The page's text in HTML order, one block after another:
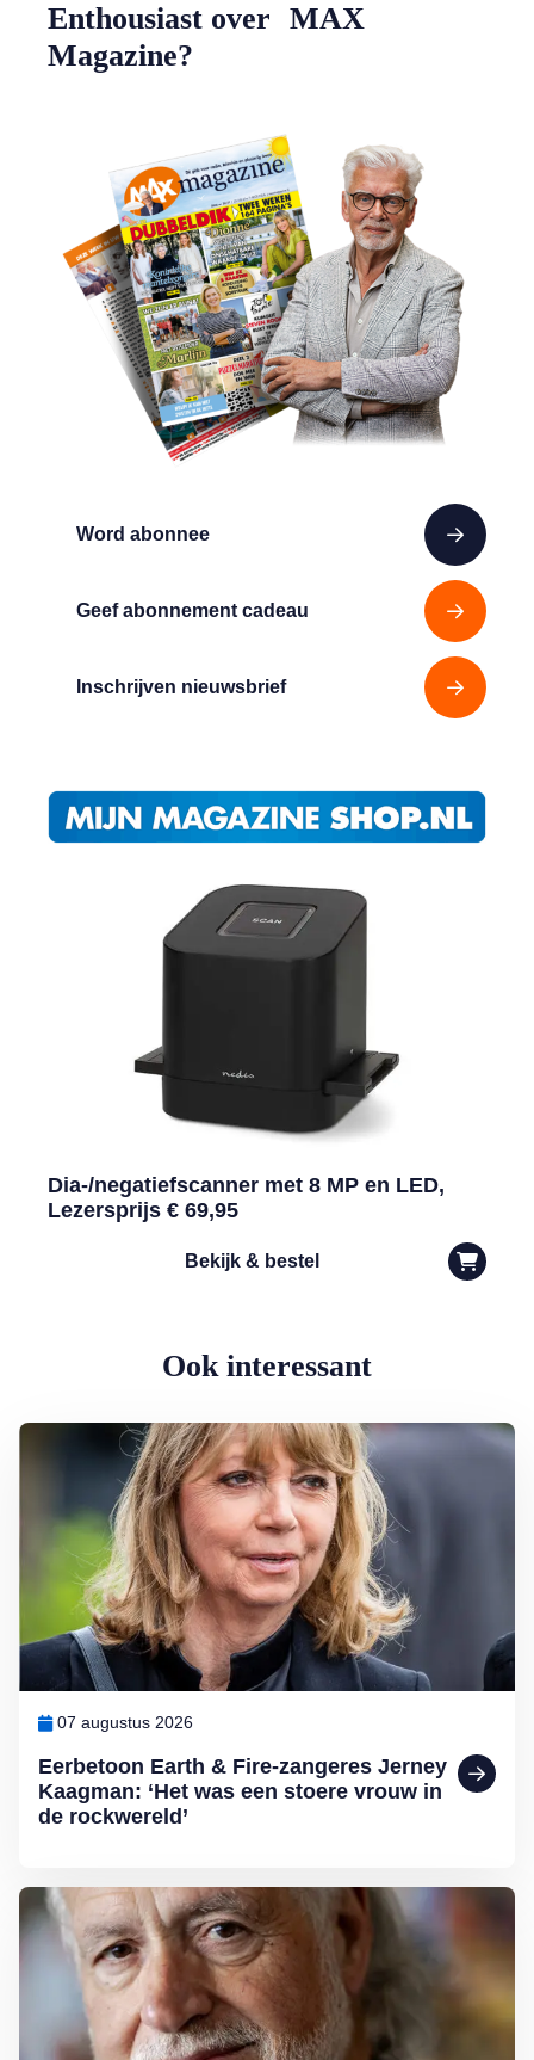
Word abonnee
Geef abonnement cadeau
Inschrijven nieuwsbrief
Enthousiast over MAX
Magazine?
Dia-/negatiefscanner met 8 MP en LED,
Lezersprijs € 69,95
Bekijk & bestel
Ook interessant
Eerbetoon Earth & Fire-zangeres Jerney
Kaagman: ‘Het was een stoere vrouw in
de rockwereld’
07 augustus 2026
Lees meer over Eerbetoon Earth & Fire-zangeres Jerney Kaagman:
Lees meer over George Baker (81) blijft liedjes schrijven en